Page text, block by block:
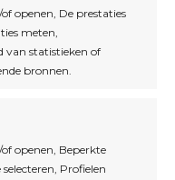
openen, De prestaties
meten,
van statistieken of
bronnen.
openen, Beperkte
Profielen